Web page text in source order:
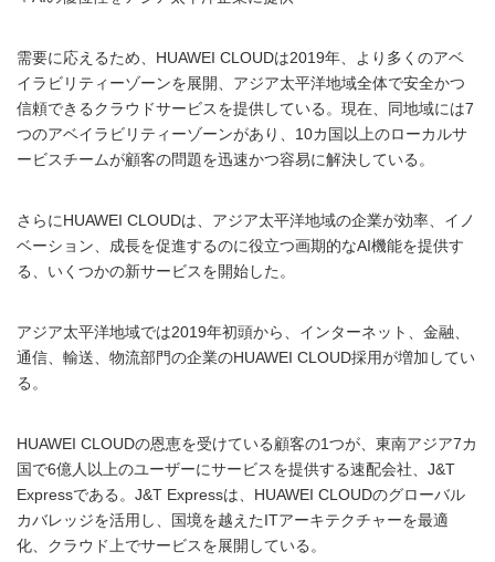
需要に応えるため、HUAWEI CLOUDは2019年、より多くのアベ
イラビリティーゾーンを展開、アジア太平洋地域全体で安全かつ
信頼できるクラウドサービスを提供している。現在、同地域には7
つのアベイラビリティーゾーンがあり、10カ国以上のローカルサ
ービスチームが顧客の問題を迅速かつ容易に解決している。
さらにHUAWEI CLOUDは、アジア太平洋地域の企業が効率、イノ
ベーション、成長を促進するのに役立つ画期的なAI機能を提供す
る、いくつかの新サービスを開始した。
アジア太平洋地域では2019年初頭から、インターネット、金融、
通信、輸送、物流部門の企業のHUAWEI CLOUD採用が増加してい
る。
HUAWEI CLOUDの恩恵を受けている顧客の1つが、東南アジア7カ
国で6億人以上のユーザーにサービスを提供する速配会社、J&T
Expressである。J&T Expressは、HUAWEI CLOUDのグローバル
カバレッジを活用し、国境を越えたITアーキテクチャーを最適
化、クラウド上でサービスを展開している。